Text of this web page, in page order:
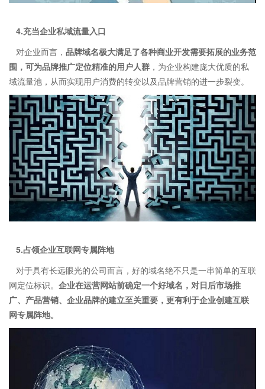
4.充当企业私域流量入口
对企业而言， 品牌域名极大满足了各种商业开发需要拓展的业务范
围，可为品牌推广定位精准的用户人群 ，为企业构建庞大优质的私
域流量池，从而实现用户消费的转变以及品牌营销的进一步裂变。
5.占领企业互联网专属阵地
对于具有长远眼光的公司而言，好的域名绝不只是一串简单的互联
网定位标识。 企业在运营网站前确定一个好域名，对日后市场推
广、产品营销、企业品牌的建立至关重要，更有利于企业创建互联
网专属阵地。